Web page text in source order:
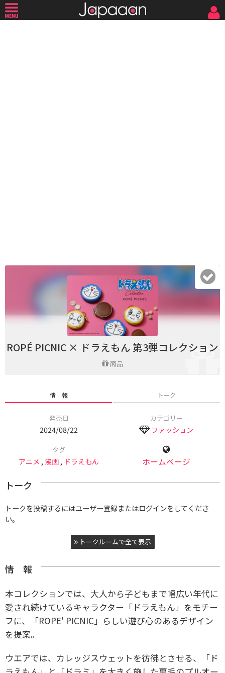
ROPÉ PICNIC × ドラえもん 第3弾コレクション
商品
情 報 トーク
発売日
2024/08/22
カテゴリー
ファッション
タグ
アニメ , 漫画, ドラえもん ホームページ
トーク
トークを投稿するにはユーザー登録またはログインをしてくださ
い。
トークルームで全て表示
情 報
本コレクションでは、大人から子どもまで幅広い年代に
愛され続けているキャラクター「ドラえもん」をモチー
フに、「ROPE' PICNIC」らしい遊び心のあるデザイン
を提案。
ウエアでは、カレッジスウェットを彷彿とさせる、「ド